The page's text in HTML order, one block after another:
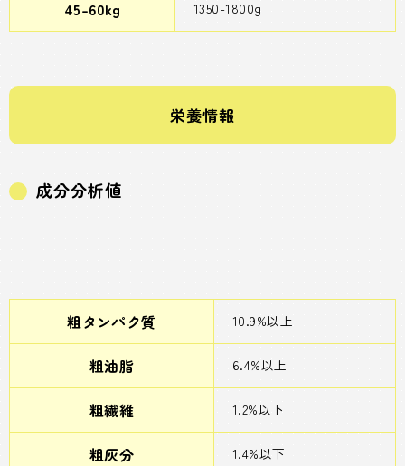
45-60kg 1350-1800g
栄養情報
成分分析値
粗タンパク質 10.9%以上
粗油脂 6.4%以上
粗繊維 1.2%以下
粗灰分 1.4%以下